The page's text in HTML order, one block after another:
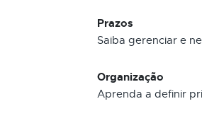
Prazos
Saiba gerenciar e
Organização
Aprenda a definir